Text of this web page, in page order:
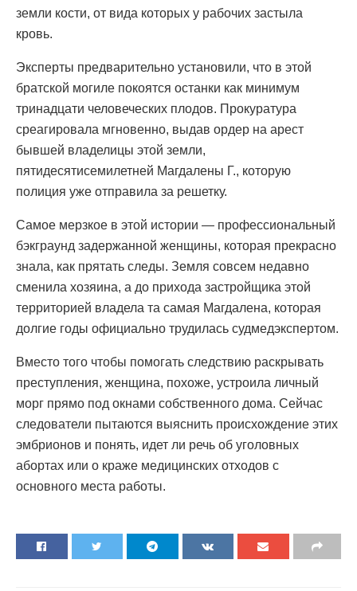
земли кости, от вида которых у рабочих застыла
кровь.
Эксперты предварительно установили, что в этой
братской могиле покоятся останки как минимум
тринадцати человеческих плодов. Прокуратура
среагировала мгновенно, выдав ордер на арест
бывшей владелицы этой земли,
пятидесятисемилетней Магдалены Г., которую
полиция уже отправила за решетку.
Самое мерзкое в этой истории — профессиональный
бэкграунд задержанной женщины, которая прекрасно
знала, как прятать следы. Земля совсем недавно
сменила хозяина, а до прихода застройщика этой
территорией владела та самая Магдалена, которая
долгие годы официально трудилась судмедэкспертом.
Вместо того чтобы помогать следствию раскрывать
преступления, женщина, похоже, устроила личный
морг прямо под окнами собственного дома. Сейчас
следователи пытаются выяснить происхождение этих
эмбрионов и понять, идет ли речь об уголовных
абортах или о краже медицинских отходов с
основного места работы.